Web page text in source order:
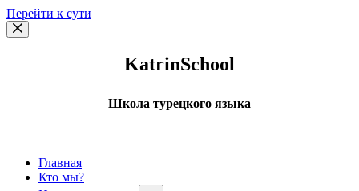
Перейти к сути
KatrinSchool
Школа турецкого языка
Главная
Кто мы?